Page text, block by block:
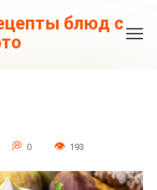
блюд с
0 193